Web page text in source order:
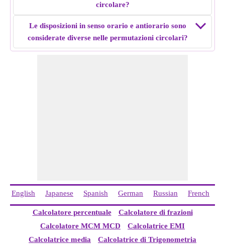
circolare?
Le disposizioni in senso orario e antiorario sono
considerate diverse nelle permutazioni circolari?
English Japanese Spanish German Russian French
Calcolatore percentuale
Calcolatore di frazioni
Calcolatore MCM MCD
Calcolatrice EMI
Calcolatrice media
Calcolatrice di Trigonometria